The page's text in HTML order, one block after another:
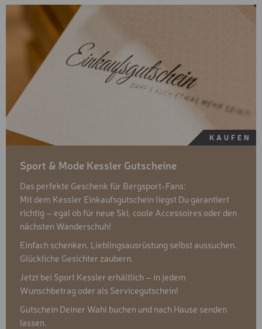
Sport & Mode Kessler Gutscheine
Das perfekte Geschenk für Bergsport-Fans:
Mit dem Kessler Einkaufsgutschein liegst Du garantiert
richtig – egal ob für neue Ski, coole Accessoires oder den
nächsten Wanderschuh!
Einfach schenken. Lieblingsausrüstung selbst aussuchen.
Glückliche Gesichter zaubern.
Jetzt bei Sport Kessler erhältlich – in jedem
Wunschbetrag oder als Servicegutschein!
Gutschein Deiner Wahl buchen und nach Hause senden
lassen.
KAUFEN